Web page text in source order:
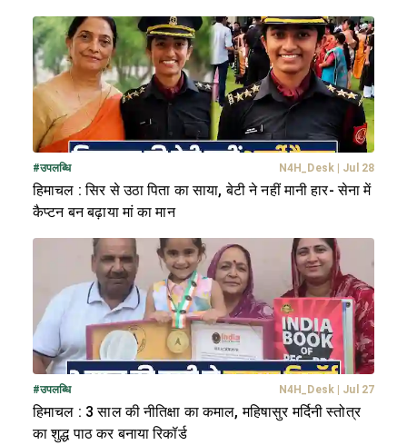
#उपलब्धि N4H_Desk| Jul 28
हिमाचल : सिर से उठा पिता का साया, बेटी ने नहीं मानी हार- सेना में
कैप्टन बन बढ़ाया मां का मान
#उपलब्धि N4H_Desk| Jul 27
हिमाचल : 3 साल की नीतिक्षा का कमाल, महिषासुर मर्दिनी स्तोत्र
का शुद्ध पाठ कर बनाया रिकॉर्ड